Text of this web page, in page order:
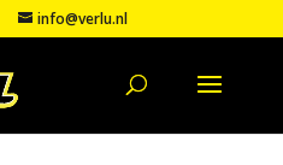
info@verlu.nl